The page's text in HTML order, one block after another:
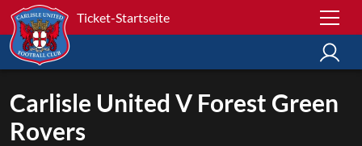
Ticket-Startseite
Carlisle United V Forest Green
Rovers